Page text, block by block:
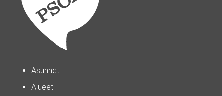
Asunnot
Alueet